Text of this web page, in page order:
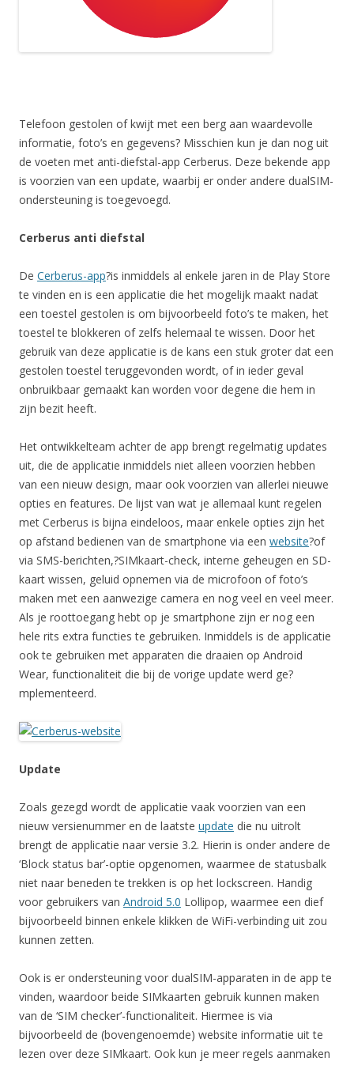
Telefoon gestolen of kwijt met een berg aan waardevolle
informatie, foto’s en gegevens? Misschien kun je dan nog uit
de voeten met anti-diefstal-app Cerberus. Deze bekende app
is voorzien van een update, waarbij er onder andere dualSIM-
ondersteuning is toegevoegd.
Cerberus anti diefstal
De Cerberus-app?is inmiddels al enkele jaren in de Play Store
te vinden en is een applicatie die het mogelijk maakt nadat
een toestel gestolen is om bijvoorbeeld foto’s te maken, het
toestel te blokkeren of zelfs helemaal te wissen. Door het
gebruik van deze applicatie is de kans een stuk groter dat een
gestolen toestel teruggevonden wordt, of in ieder geval
onbruikbaar gemaakt kan worden voor degene die hem in
zijn bezit heeft.
Het ontwikkelteam achter de app brengt regelmatig updates
uit, die de applicatie inmiddels niet alleen voorzien hebben
van een nieuw design, maar ook voorzien van allerlei nieuwe
opties en features. De lijst van wat je allemaal kunt regelen
met Cerberus is bijna eindeloos, maar enkele opties zijn het
op afstand bedienen van de smartphone via een website?of
via SMS-berichten,?SIMkaart-check, interne geheugen en SD-
kaart wissen, geluid opnemen via de microfoon of foto’s
maken met een aanwezige camera en nog veel en veel meer.
Als je roottoegang hebt op je smartphone zijn er nog een
hele rits extra functies te gebruiken. Inmiddels is de applicatie
ook te gebruiken met apparaten die draaien op Android
Wear, functionaliteit die bij de vorige update werd ge?
mplementeerd.
Update
Zoals gezegd wordt de applicatie vaak voorzien van een
nieuw versienummer en de laatste update die nu uitrolt
brengt de applicatie naar versie 3.2. Hierin is onder andere de
‘Block status bar’-optie opgenomen, waarmee de statusbalk
niet naar beneden te trekken is op het lockscreen. Handig
voor gebruikers van Android 5.0 Lollipop, waarmee een dief
bijvoorbeeld binnen enkele klikken de WiFi-verbinding uit zou
kunnen zetten.
Ook is er ondersteuning voor dualSIM-apparaten in de app te
vinden, waardoor beide SIMkaarten gebruik kunnen maken
van de ‘SIM checker’-functionaliteit. Hiermee is via
bijvoorbeeld de (bovengenoemde) website informatie uit te
lezen over deze SIMkaart. Ook kun je meer regels aanmaken